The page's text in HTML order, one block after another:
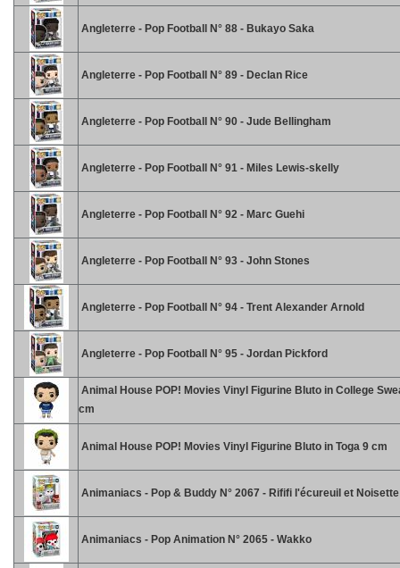
Angleterre - Pop Football N° 88 - Bukayo Saka
Angleterre - Pop Football N° 89 - Declan Rice
Angleterre - Pop Football N° 90 - Jude Bellingham
Angleterre - Pop Football N° 91 - Miles Lewis-skelly
Angleterre - Pop Football N° 92 - Marc Guehi
Angleterre - Pop Football N° 93 - John Stones
Angleterre - Pop Football N° 94 - Trent Alexander Arnold
Angleterre - Pop Football N° 95 - Jordan Pickford
Animal House POP! Movies Vinyl Figurine Bluto in College
cm
Animal House POP! Movies Vinyl Figurine Bluto in Toga 9 cm
Animaniacs - Pop & Buddy N° 2067 - Rififi l'écureuil et Noisette
Animaniacs - Pop Animation N° 2065 - Wakko